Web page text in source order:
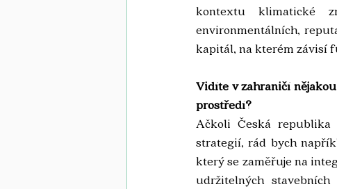
kontextu klimatické
environmentálních,
kapitál, na kterém závisí
Vidíte v zahraničí
prostředí?
Ačkoli Česká
strategií, rád bych
který se zaměřuje na
udržitelných